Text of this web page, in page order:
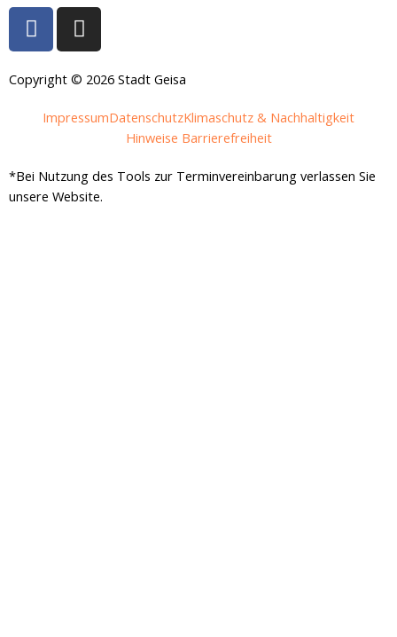
F
a
c
e
k
-
I
n
s
t
g
a
m
Copyright © 2026 Stadt Geisa
ImpressumDatenschutzKlimaschutz & Nachhaltigkeit
Hinweise Barrierefreiheit
*Bei Nutzung des Tools zur Terminvereinbarung verlassen Sie
unsere Website.